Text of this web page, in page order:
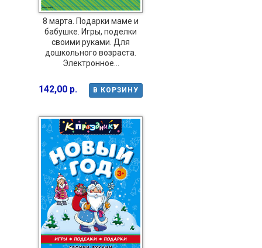
8 марта. Подарки маме и
бабушке. Игры, поделки
своими руками. Для
дошкольного возраста.
Электронное...
В КОРЗИНУ
142,00 р.